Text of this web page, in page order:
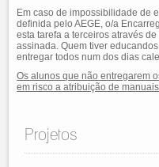
Em caso de impossibilidade de
definida pelo AEGE, o/a
esta tarefa a terceiros através
assinada. Quem tiver
entregar todos num dos dias
Os alunos que não entregarem
em risco a atribuição de
Projetos